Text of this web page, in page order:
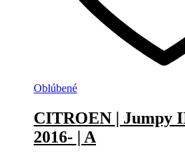
Oblúbené
CITROEN | Jumpy
2016- | A